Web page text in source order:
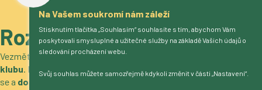
Na Vašem soukromí nám záleží
Stisknutím tlačítka „Souhlasím“ souhlasíte s tím, abychom Vám
poskytovali smysluplné a užitečné služby na základě Vašich údajů o
sledování procházení webu.
Svůj souhlas můžete samozřejmě kdykoli změnit v části „Nastavení“.
Roztočíme to?
Vezměte si naše pivodo obchodu, restaurace, stánek nebo do
klubu. Máme zajímavé nabídky pro gastro i velkoobchod . Ozvěte
se a domluvíme podrobnosti